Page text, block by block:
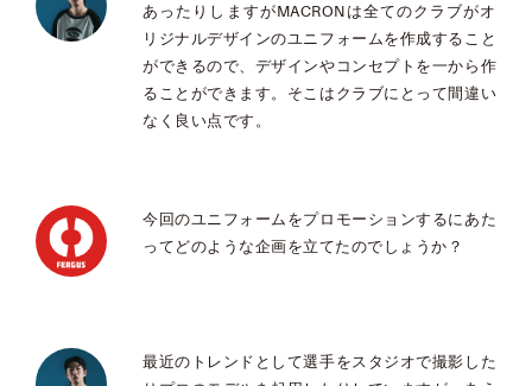
あったりしますがMACRONは全てのクラブがオ
リジナルデザインのユニフォームを作成すること
ができるので、デザインやコンセプトを一から作
ることができます。そこはクラブにとって間違い
なく良い点です。
今回のユニフォームをプロモーションするにあた
ってどのような企画を立てたのでしょうか？
最近のトレンドとして選手をスタジオで撮影した